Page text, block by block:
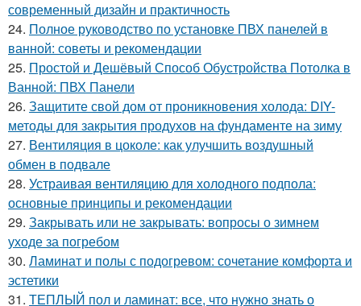
современный дизайн и практичность
24. Полное руководство по установке ПВХ панелей в
ванной: советы и рекомендации
25. Простой и Дешёвый Способ Обустройства Потолка в
Ванной: ПВХ Панели
26. Защитите свой дом от проникновения холода: DIY-
методы для закрытия продухов на фундаменте на зиму
27. Вентиляция в цоколе: как улучшить воздушный
обмен в подвале
28. Устраивая вентиляцию для холодного подпола:
основные принципы и рекомендации
29. Закрывать или не закрывать: вопросы о зимнем
уходе за погребом
30. Ламинат и полы с подогревом: сочетание комфорта и
эстетики
31. ТЕПЛЫЙ пол и ламинат: все, что нужно знать о